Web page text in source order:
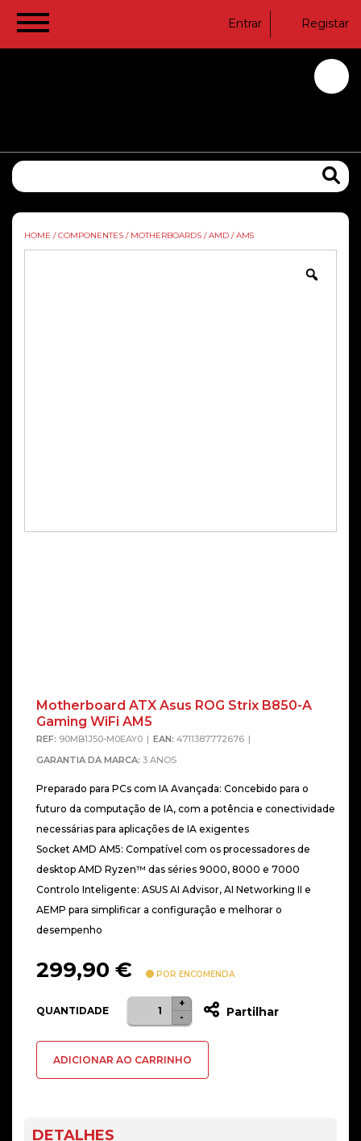
Entrar Registar
HOME / COMPONENTES / MOTHERBOARDS / AMD / AM5
Motherboard ATX Asus ROG Strix B850-A
Gaming WiFi AM5
REF: 90MB1J50-M0EAY0 EAN: 4711387772676
GARANTIA DA MARCA: 3 ANOS
Preparado para PCs com IA Avançada: Concebido para o
futuro da computação de IA, com a potência e conectividade
necessárias para aplicações de IA exigentes
Socket AMD AM5: Compatível com os processadores de
desktop AMD Ryzen™ das séries 9000, 8000 e 7000
Controlo Inteligente: ASUS AI Advisor, AI Networking II e
AEMP para simplificar a configuração e melhorar o
desempenho
299,90 € POR ENCOMENDA
QUANTIDADE
Quantidade
de
ATX
-
+
Partilhar
ADICIONAR AO CARRINHO
DETALHES